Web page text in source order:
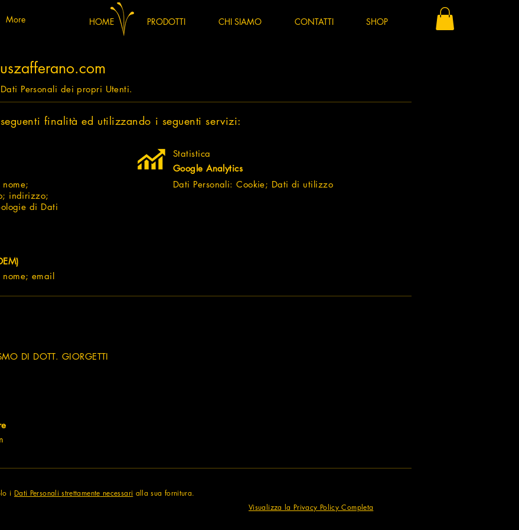
More HOME PRODOTTI CHI SIAMO CONTATTI SHOP
Personali dei propri Utenti.
finalità ed utilizzando i seguenti servizi:
indirizzo;
di Dati
Statistica
Google Analytics
Dati Personali: Cookie; Dati di utilizzo
email
DI DOTT. GIORGETTI
i Dati Personalistrettamente necessari alla sua fornitura.
Visualizza la Privacy Policy Completa